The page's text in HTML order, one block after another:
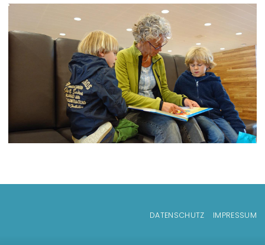
DATENSCHUTZ IMPRESSUM